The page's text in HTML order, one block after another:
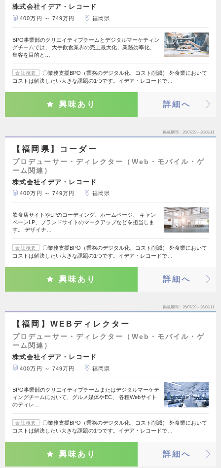
株式会社イデア・レコード
400万円 ～ 749万円 福岡県
BPO事業部のクリエイティブチームとデジタルマーケティン
グチームでは、 大手飲食業界の売上最大化、業務効率化、
集客を目的と…
会社概要
〇業務支援BPO（業務のデジタル化、コスト削減） 外食業において
コストは解決したい大きな課題の1つです。イデア・レコードで…
興味あり 詳細へ
掲載期間 26/07/29～26/08/11
【福岡県】コーダー
プロデューサー・ディレクター（Web・モバイル・ゲ
ーム関連）
株式会社イデア・レコード
400万円 ～ 749万円 福岡県
飲食店サイトやLPのコーディング、ホームページ、 キャン
ペーンLP、ブランドサイトのマークアップなどを担当しま
す。 デザイナ…
会社概要
〇業務支援BPO（業務のデジタル化、コスト削減） 外食業において
コストは解決したい大きな課題の1つです。イデア・レコードで…
興味あり 詳細へ
掲載期間 26/07/29～26/08/11
【福岡】WEBディレクター
プロデューサー・ディレクター（Web・モバイル・ゲ
ーム関連）
株式会社イデア・レコード
400万円 ～ 749万円 福岡県
BPO事業部のクリエイティブチームまたはデジタルマーケテ
ィングチームにおいて、グルメ媒体やEC、 各種Webサイト
のディレ…
会社概要
〇業務支援BPO（業務のデジタル化、コスト削減） 外食業において
コストは解決したい大きな課題の1つです。イデア・レコードで…
興味あり 詳細へ